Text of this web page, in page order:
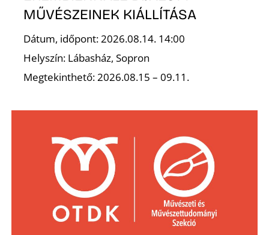
MŰVÉSZEINEK KIÁLLÍTÁSA
Dátum, időpont: 2026.08.14. 14:00
Helyszín: Lábasház, Sopron
Megtekinthető: 2026.08.15 – 09.11.